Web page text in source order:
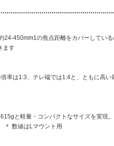
450mm1の焦点距離をカバーしてい
ます
は1:3、テレ端では1:4と、ともに高い
と軽量・コンパクトなサイズを実現
＊ 数値はLマウント用